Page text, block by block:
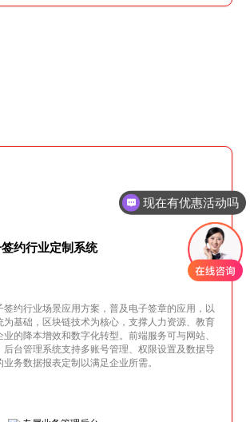
约行业定制系统
签约行业场景应用方案，普及电子签章的应用，以
为基础，区块链技术为核心，支撑人力资源、教育
的降本增效和数字化转型。前端服务可与网站、
后台管理系统支持多账号管理、权限设置及数据导
务数据报表定制以满足企业所需。
可以介绍下你们的产品么